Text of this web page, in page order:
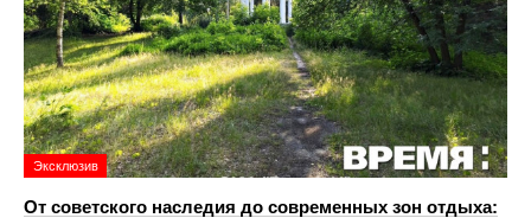
Эксклюзив
От советского наследия до современных зон отдыха: